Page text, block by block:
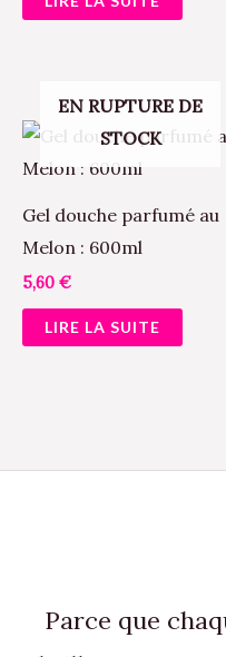
EN RUPTURE DE
STOCK
Gel douche parfumé au
Melon : 600ml
5,60 €
LIRE LA SUITE
Parce que